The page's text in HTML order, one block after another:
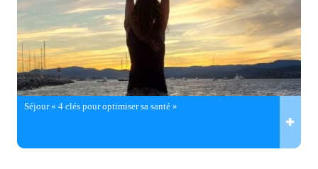
Séjour « 4 clés pour optimiser sa santé »